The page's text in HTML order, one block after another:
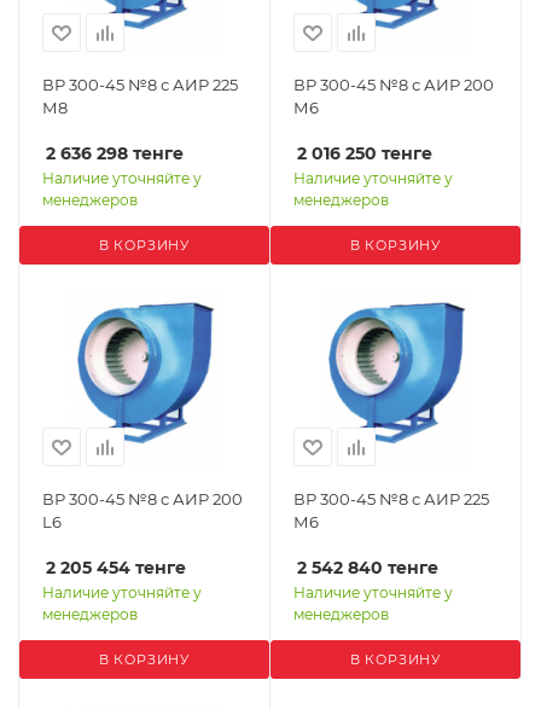
ВР 300-45 №8 с АИР 225
М8
2 636 298 тенге
Наличие уточняйте у
менеджеров
В КОРЗИНУ
ВР 300-45 №8 с АИР 200
М6
2 016 250 тенге
Наличие уточняйте у
менеджеров
В КОРЗИНУ
ВР 300-45 №8 с АИР 200
L6
2 205 454 тенге
Наличие уточняйте у
менеджеров
В КОРЗИНУ
ВР 300-45 №8 с АИР 225
М6
2 542 840 тенге
Наличие уточняйте у
менеджеров
В КОРЗИНУ